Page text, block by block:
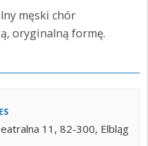
męski chór
oryginalną formę.
11, 82-300, Elbląg